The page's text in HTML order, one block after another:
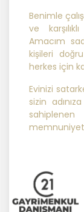
4.
ve Ölçülü
A.Ş.
elverişli
Benimle
ve
Amacım
kişileri
herkes için
Evinizi
sizin